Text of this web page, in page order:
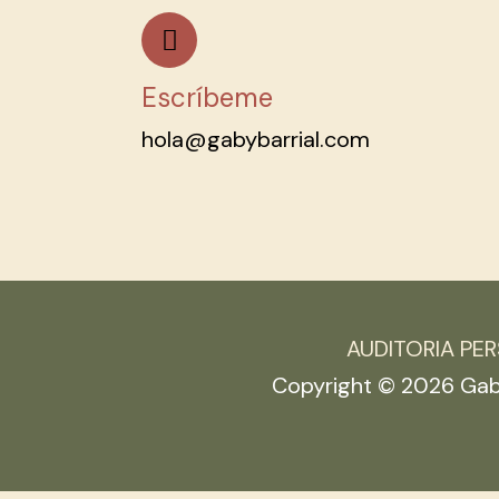
Escríbeme
hola@gabybarrial.com
AUDITORIA
Copyright © 2026